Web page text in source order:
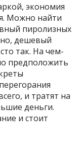
экономия
Можно найти
пиролизных
дешевый
так. На чем-
предположить
и тратят на
деньги.
и стоит